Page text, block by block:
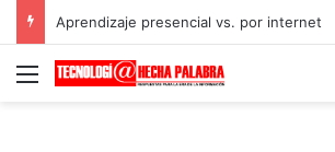
Aprendizaje presencial vs. por internet
Menú